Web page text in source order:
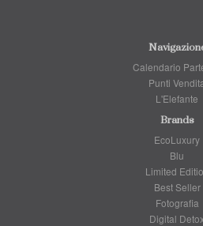
Calendario
Punti
L'Elefante
Brands
EcoLuxury
Blu
Limited
Best Seller
Fotografia
Digital Detox